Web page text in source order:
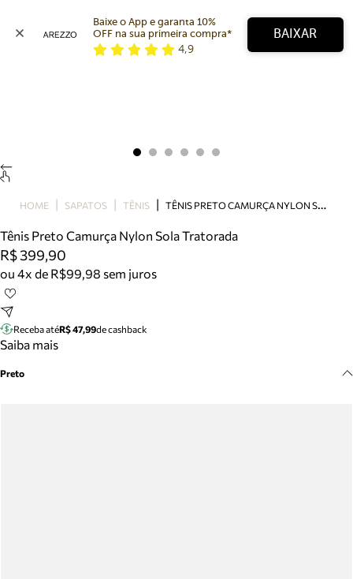
Bolsa
Tamanco
Tênis
Mule
Tire dúvidas sobre pedidos, devoluções e mais.
Baixe o App e garanta 10%
OFF na sua primeira compra*
4,9
BAIXAR
HOME SAPATOS TÊNIS T
ÊNIS PRETO CAMURÇA NYLON SOLA TRATORADA
Tênis Preto Camurça Nylon Sola Tratorada
R$ 399,90
ou 4x de R$99,98 sem juros
Receba atéR$ 47,99de cashback
Saiba mais
Preto